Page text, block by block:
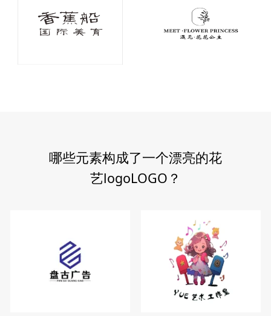
哪些元素构成了一个漂亮的花
艺logoLOGO？